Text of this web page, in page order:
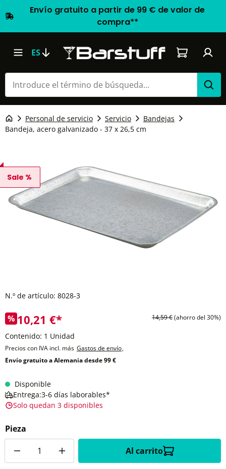
Envío gratuito a partir de 99 € de valor de
compra**
ES El carrito
Personal de servicio Servicio
Bandejas
Bandeja, acero galvanizado - 37 x 26,5 cm
Sale %
N.º de artículo: 8028-3
% 10,21 €* 14,59 €(ahorro del 30%)
Contenido: 1 Unidad
Precios con IVA incl. más Gastos de envío,
Envío gratuito a Alemania desde 99 €
Disponible
Entrega:3-6 días laborables*
Solo quedan 3 disponibles
Pieza
Al carrito